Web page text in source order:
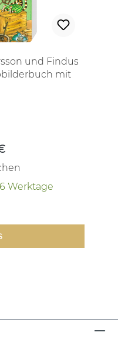
und Findus
mit
Werktage